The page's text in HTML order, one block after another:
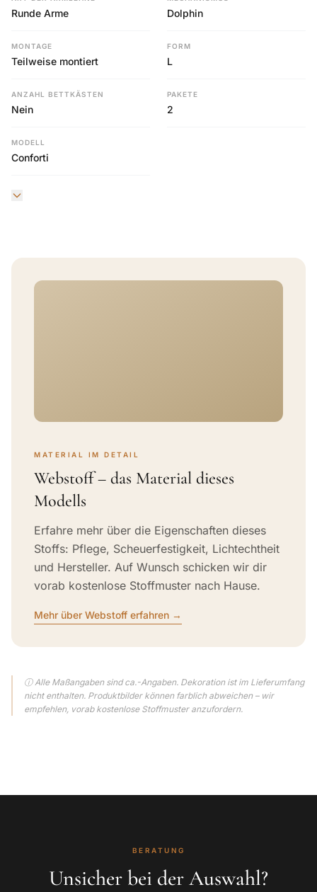
Runde Arme Dolphin
MONTAGE
Teilweise montiert
FORM
L
ANZAHL BETTKÄSTEN
Nein
PAKETE
2
MODELL
Conforti
MATERIAL IM DETAIL
Webstoff – das Material dieses
Modells
Erfahre mehr über die Eigenschaften dieses
Stoffs: Pflege, Scheuerfestigkeit, Lichtechtheit
und Hersteller. Auf Wunsch schicken wir dir
vorab kostenlose Stoffmuster nach Hause.
Mehr über Webstoff erfahren →
ⓘ Alle Maßangaben sind ca.-Angaben. Dekoration ist im Lieferumfang
nicht enthalten. Produktbilder können farblich abweichen – wir
empfehlen, vorab kostenlose Stoffmuster anzufordern.
BERATUNG
Unsicher bei der Auswahl?